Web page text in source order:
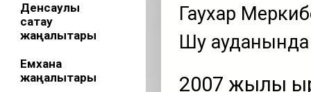
Денсаулық
сақтау
жаңалықтары
Емхана
жаңалықтары
Гаухар
Шу ауданында
2007 жылы